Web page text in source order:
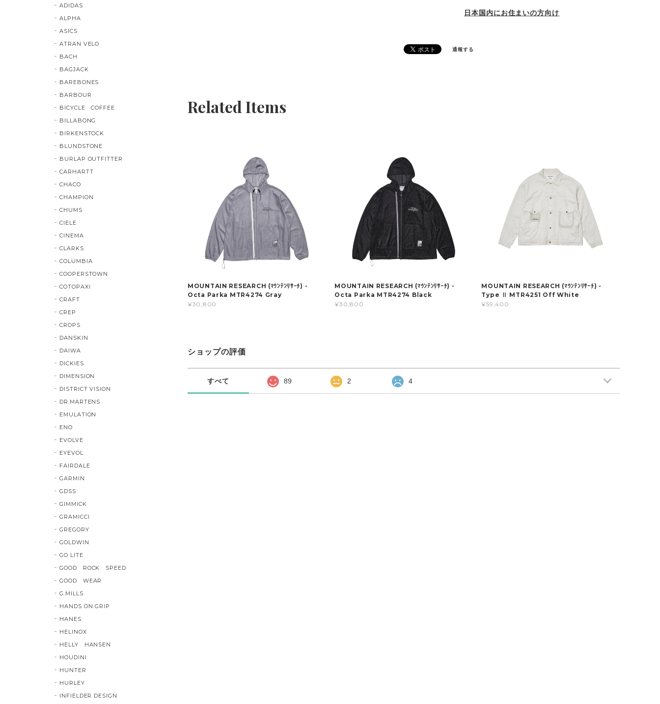
日本国内にお住まいの方向け
通報する
Related Items
MOUNTAIN RESEARCH (ﾏｳﾝﾃﾝﾘｻｰﾁ) -
Octa Parka MTR4274 Gray
¥30,800
MOUNTAIN RESEARCH (ﾏｳﾝﾃﾝﾘｻｰﾁ) -
Octa Parka MTR4274 Black
¥30,800
MOUNTAIN RESEARCH (ﾏｳﾝﾃﾝﾘｻｰﾁ) -
Type Ⅱ MTR4251 Off White
¥59,400
ショップの評価
すべて 89 2 4
ADIDAS
ALPHA
ASICS
ATRAN VELO
BACH
BAGJACK
BAREBONES
BARBOUR
BICYCLE COFFEE
BILLABONG
BIRKENSTOCK
BLUNDSTONE
BURLAP OUTFITTER
CARHARTT
CHACO
CHAMPION
CHUMS
CIELE
CINEMA
CLARKS
COLUMBIA
COOPERSTOWN
COTOPAXI
CRAFT
CREP
CROPS
DANSKIN
DAIWA
DICKIES
DIMENSION
DISTRICT VISION
DR.MARTENS
EMULATION
ENO
EVOLVE
EYEVOL
FAIRDALE
GARMIN
GDSS
GIMMICK
GRAMICCI
GREGORY
GOLDWIN
GO LITE
GOOD ROCK SPEED
GOOD WEAR
G.MILLS
HANDS ON GRIP
HANES
HELINOX
HELLY HANSEN
HOUDINI
HUNTER
HURLEY
INFIELDER DESIGN